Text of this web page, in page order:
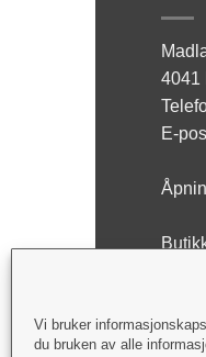
Vi bruker
du bruken av alle
4041
E-
Man